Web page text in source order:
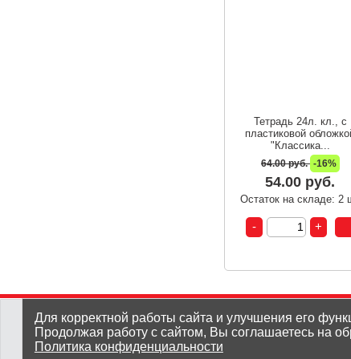
Тетрадь 24л. кл., с
пластиковой
"Классика...
64.00 руб. -16%
54.00 руб.
Остаток на складе: 2
Для корректной работы сайта и улучшения его
Продолжая работу с сайтом, Вы соглашаетесь на
Политика конфиденциальности
(8212) 25-05-05
Заказать звонок